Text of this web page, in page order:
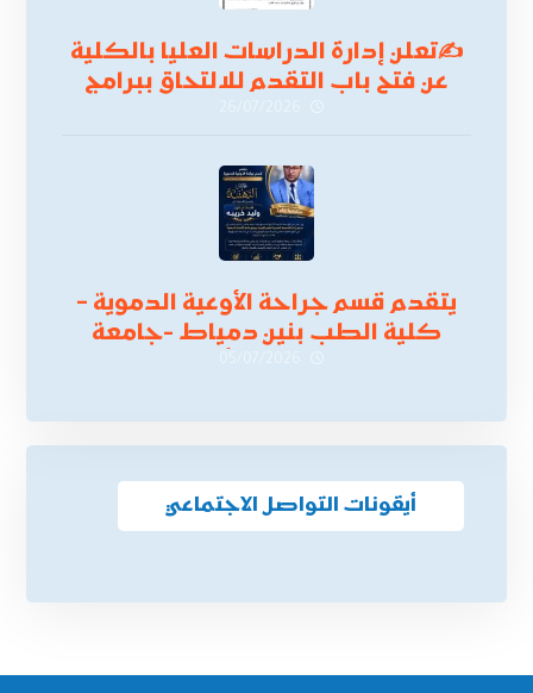
✍تعلن إدارة الدراسات العليا بالكلية
عن فتح باب التقدم للالتحاق ببرامج
أكتوبر 2026،
يتقدم قسم جراحة الأوعية الدموية –
كلية الطب بنين دمياط -جامعة
أيقونات التواصل الاجتماعي